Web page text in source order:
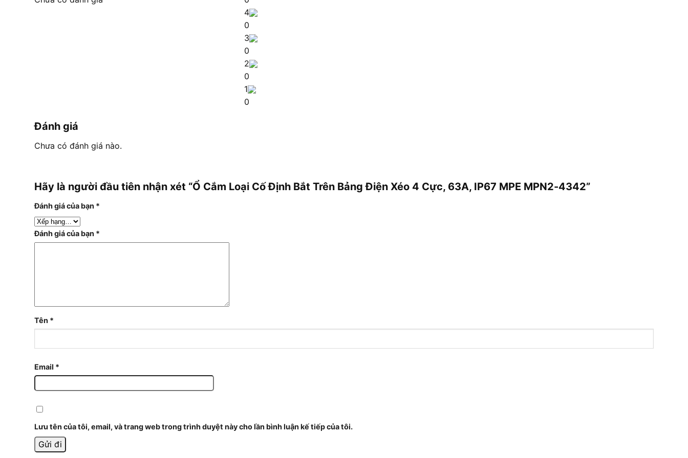
4
0
3
0
2
0
1
0
Đánh giá
Chưa có đánh giá nào.
Hãy là người đầu tiên nhận xét “Ổ Cắm Loại Cố Định Bắt Trên Bảng Điện Xéo 4 Cực, 63A, IP67 MPE MPN2-4342”
Đánh giá của bạn *
Đánh giá của bạn *
Tên *
Email *
Lưu tên của tôi, email, và trang web trong trình duyệt này cho lần bình luận kế tiếp của tôi.